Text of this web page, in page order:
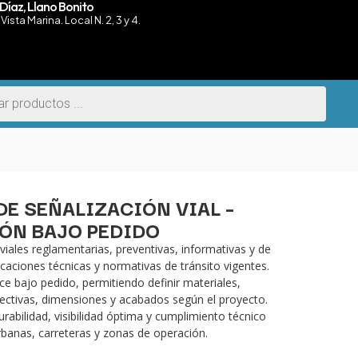
Llano Bonito
Marina. Local N. 2, 3 y 4.
SEÑALIZACIÓN VIAL –
BAJO PEDIDO
reglamentarias, preventivas, informativas y de
técnicas y normativas de tránsito vigentes.
bajo pedido, permitiendo definir materiales,
dimensiones y acabados según el proyecto.
visibilidad óptima y cumplimiento técnico
carreteras y zonas de operación.